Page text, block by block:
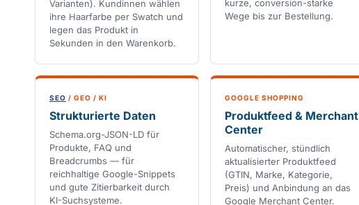
Varianten). Kundinnen wählen
ihre Haarfarbe per Swatch und
legen das Produkt in
Sekunden in den Warenkorb.
kurze, conversion-starke
Wege bis zur Bestellung.
SEO / GEO / KI
Strukturierte Daten
Schema.org-JSON-LD für
Produkte, FAQ und
Breadcrumbs — für
reichhaltige Google-Snippets
und gute Zitierbarkeit durch
KI-Suchsysteme.
GOOGLE SHOPPING
Produktfeed & Merchant
Center
Automatischer, stündlich
aktualisierter Produktfeed
(GTIN, Marke, Kategorie,
Preis) und Anbindung an das
Google Merchant Center.